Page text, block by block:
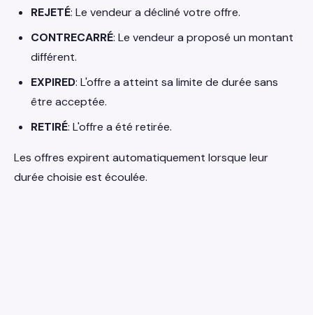
REJETÉ: Le vendeur a décliné votre offre.
CONTRECARRÉ: Le vendeur a proposé un montant
différent.
EXPIRED: L'offre a atteint sa limite de durée sans
être acceptée.
RETIRÉ: L'offre a été retirée.
Les offres expirent automatiquement lorsque leur
durée choisie est écoulée.